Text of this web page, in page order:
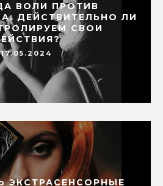
ВОЛИ ПРОТИВ
ДЕЙСТВИТЕЛЬНО ЛИ
СВОИ
17.05.2024
ЭКСТРАСЕНСОРНЫЕ